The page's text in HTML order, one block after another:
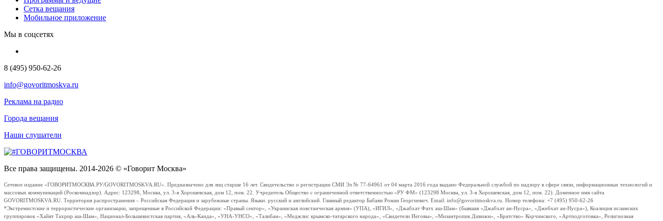
Сетка вещания
Мобильное приложение
Мы в соцсетях
8 (495) 950-62-26
info@govoritmoskva.ru
Реклама на радио
Города вещания
Наши слушатели
Все права защищены. 2014-2026 © «Говорит Москва»
Сетевое издание «ГОВОРИТМОСКВА.РУ/GOVORITMOSKVA.RU». Предназначено для лиц старше 16 лет. Свидетельство о регистрации СМИ Эл № 77-64961 от 04 марта 2016 года выдано Федеральной службой по надзору в сфере связи, информационных технологий и
массовых коммуникаций (Роскомнадзор). Адрес: 123298, Москва, ул. 3-я Хорошевская, дом 12, пом. 22. Учредитель Общество с ограниченной ответственностью «РУ ФМ» (123298 Москва, ул. 3-я Хорошевская, дом 12, пом. 22). Доменное имя сайта
GOVORITMOSKVA.RU. Территория распространения – Российская Федерация и зарубежные страны. Языки: русский и английский. Главный редактор Бабаян Роман Георгиевич. Email: info@govoritmoskva.ru. Номер телефона: +7 (495) 950-62-26
*Экстремистские и террористические организации, запрещенные в Российской Федерации: «Правый сектор», «Украинская повстанческая армия» (УПА), «ИГИЛ», «Джабхат Фатх аш-Шам» (бывшая «Джабхат ан-Нусра», «Джебхат ан-Нусра»), Коалиция исламских
группировок «Хайят Тахрир аш-Шам», Национал-Большевистская партия, «Аль-Каида», «УНА-УНСО», «Талибан», «Меджлис крымско-татарского народа», «Свидетели Иеговы», «Мизантропик Дивижн», «Братство» Корчинского, «Артподготовка», Религиозная